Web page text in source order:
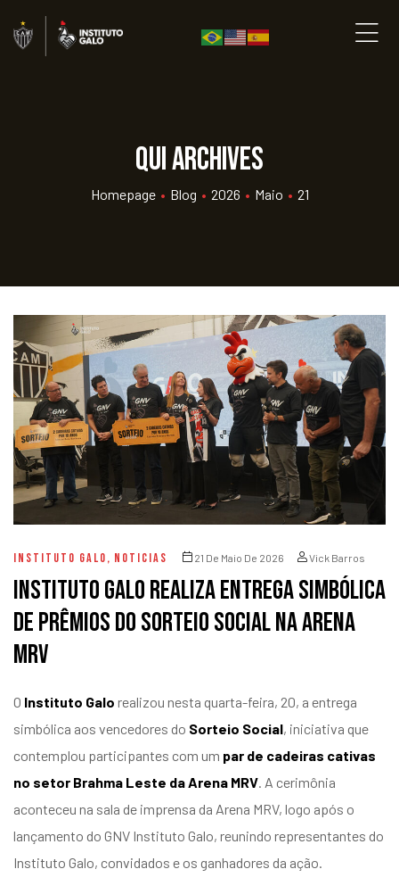
qui Archives
Homepage • Blog • 2026 • Maio • 21
INSTITUTO GALO, NOTICIAS 21 De Maio De 2026 Vick Barros
Instituto Galo realiza entrega simbólica
de prêmios do Sorteio Social na Arena
MRV
O Instituto Galo realizou nesta quarta-feira, 20, a entrega
simbólica aos vencedores do Sorteio Social, iniciativa que
contemplou participantes com um par de cadeiras cativas
no setor Brahma Leste da Arena MRV. A cerimônia
aconteceu na sala de imprensa da Arena MRV, logo após o
lançamento do GNV Instituto Galo, reunindo representantes do
Instituto Galo, convidados e os ganhadores da ação.